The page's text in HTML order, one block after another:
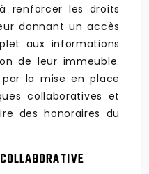
renforcer les droits
donnant un accès
aux informations
de leur immeuble.
la mise en place
collaboratives et
des honoraires du